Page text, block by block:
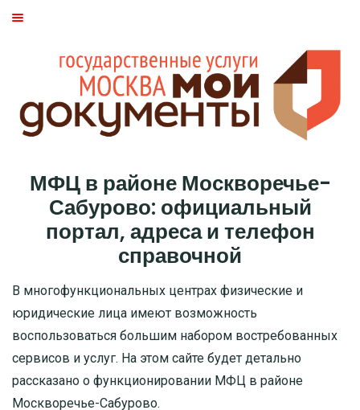
МФЦ в районе Москворечье-
Сабурово: официальный
портал, адреса и телефон
справочной
В многофункциональных центрах физические и
юридические лица имеют возможность
воспользоваться большим набором востребованных
сервисов и услуг. На этом сайте будет детально
рассказано о функционировании МФЦ в районе
Москворечье-Сабурово.
СТАТЬИ
БАСМАННЫЙ РАЙОН
МОЖАЙСКИЙ
ЦАО
САО
МОСКОВСКАЯ ОБЛАСТЬ